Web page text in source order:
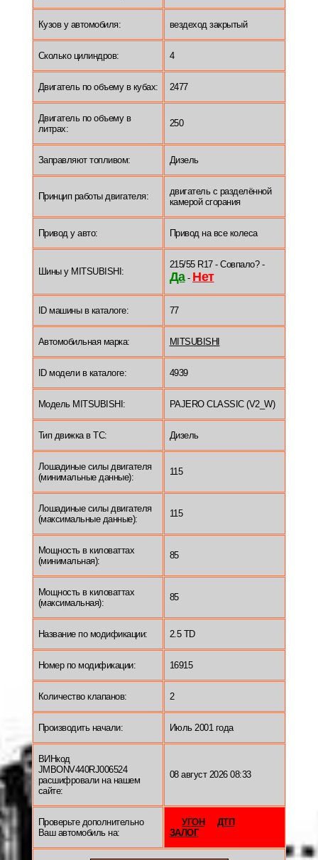
Кузов у автомобиля: вездеход закрытый
Сколько цилиндров: 4
Двигатель по объему в кубах: 2477
Двигатель по объему в
литрах:
250
Заправляют топливом: Дизель
Принцип работы двигателя:
двигатель с разделённой
камерой сгорания
Привод у авто: Привод на все колеса
Шины у MITSUBISHI:
215/55 R17 - Совпало? -
Да- Нет
ID машины в каталоге: 77
Автомобильная марка: MITSUBISHI
ID модели в каталоге: 4939
Модель MITSUBISHI: PAJERO CLASSIC (V2_W)
Тип движка в ТС: Дизель
Лошадиные силы двигателя
(минимальные данные):
115
Лошадиные силы двигателя
(максимальные данные):
115
Мощность в киловаттах
(минимальная):
85
Мощность в киловаттах
(максимальная):
85
Название по модификации: 2.5 TD
Номер по модификации: 16915
Количество клапанов: 2
Производить начали: Июль 2001 года
ВИНкод
JMBONV440RJ006524
расшифровали на нашем
сайте:
08 август 2026 08:33
Проверьте дополнительно
Ваш автомобиль на:
УГОН
ДТП
ЗАЛОГ